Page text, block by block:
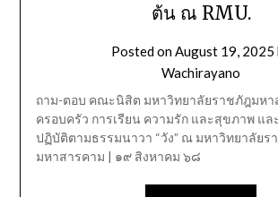
ต้น ณ RMU.
Posted on August 19, 2025
Wachirayano
ถาม-ตอบ คณะนิสิต มหาวิทยาลัยราชภัฎมหา
ครอบครัว การเรียน ความรัก และสุขภาพ แล
ปฏิบัติตามธรรมนาวา “วัง” ณ มหาวิทยาลัยร
มหาสารคาม | ๑๙ สิงหาคม ๖๘